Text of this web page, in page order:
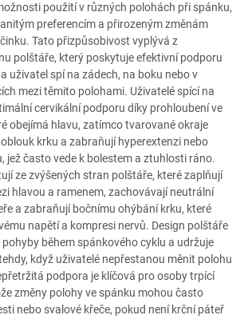
použití v různých polohách při spánku,
preferencím a přirozeným změnám
Tato přizpůsobivost vyplývá z
polštáře, který poskytuje efektivní podporu
uživatel spí na zádech, na boku nebo v
mezi těmito polohami. Uživatelé spící na
cervikální podporu díky prohloubení ve
obejímá hlavu, zatímco tvarované okraje
krku a zabraňují hyperextenzi nebo
jež často vede k bolestem a ztuhlosti ráno.
ze zvýšených stran polštáře, které zaplňují
hlavou a ramenem, zachovávají neutrální
a zabraňují bočnímu ohýbání krku, které
napětí a kompresi nervů. Design polštáře
během spánkového cyklu a udržuje
když uživatelé nepřestanou měnit polohu
podpora je klíčová pro osoby trpící
změny polohy ve spánku mohou často
nebo svalové křeče, pokud není krční páteř